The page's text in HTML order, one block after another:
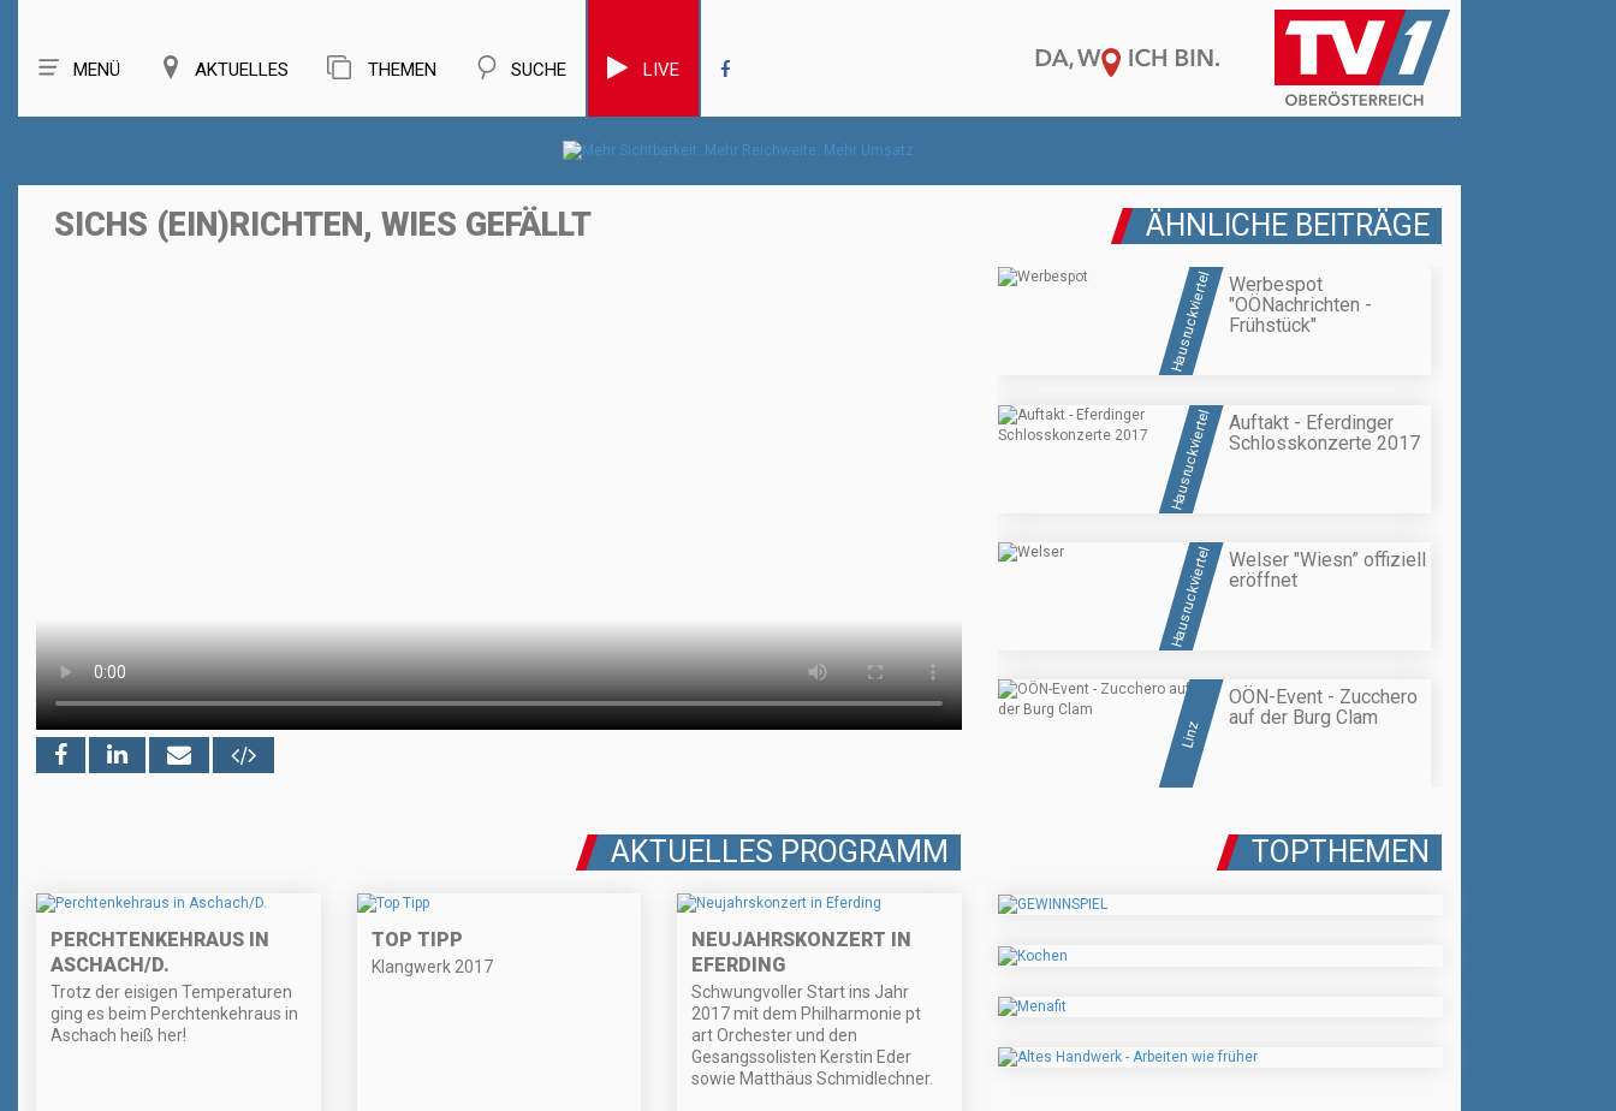
MENÜ AKTUELLES THEMEN SUCHE LIVE
SICHS (EIN)RICHTEN, WIES GEFÄLLT ÄHNLICHE BEITRÄGE
Hausruckviertel
Werbespot
"OÖNachrichten -
Frühstück"
Hausruckviertel
Auftakt - Eferdinger
Schlosskonzerte 2017
Hausruckviertel
Welser "Wiesn” offiziell
eröffnet
Linz
OÖN-Event - Zucchero
auf der Burg Clam
AKTUELLES PROGRAMM
PERCHTENKEHRAUS IN
ASCHACH/D.
Trotz der eisigen Temperaturen
ging es beim Perchtenkehraus in
Aschach heiß her!
TOP TIPP
Klangwerk 2017
NEUJAHRSKONZERT IN
EFERDING
Schwungvoller Start ins Jahr
2017 mit dem Philharmonie pt
art Orchester und den
Gesangssolisten Kerstin Eder
sowie Matthäus Schmidlechner.
TOPTHEMEN